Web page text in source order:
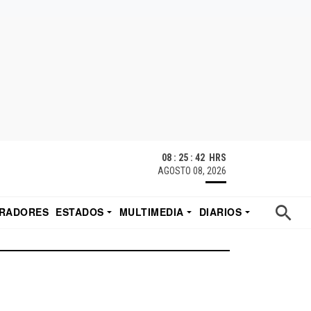
08 : 25 : 42 HRS
AGOSTO 08, 2026
ESTADOS MULTIMEDIA
DIARIOS